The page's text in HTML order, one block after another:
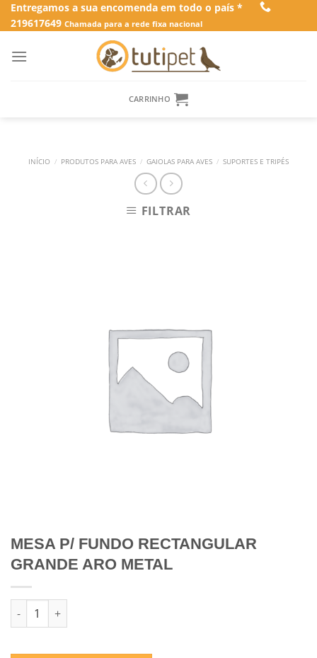
SkipEntregamos a sua encomenda em todo o país *
219617649 Chamada para a rede fixa nacional
CARRINHO
INÍCIO / PRODUTOS PARA AVES / GAIOLAS PARA AVES / SUPORTES E TRIPÉS
FILTRAR
MESA P/ FUNDO RECTANGULAR
GRANDE ARO METAL
Quantidade de MESA P/ FUNDO RECTANGULAR GRANDE ARO